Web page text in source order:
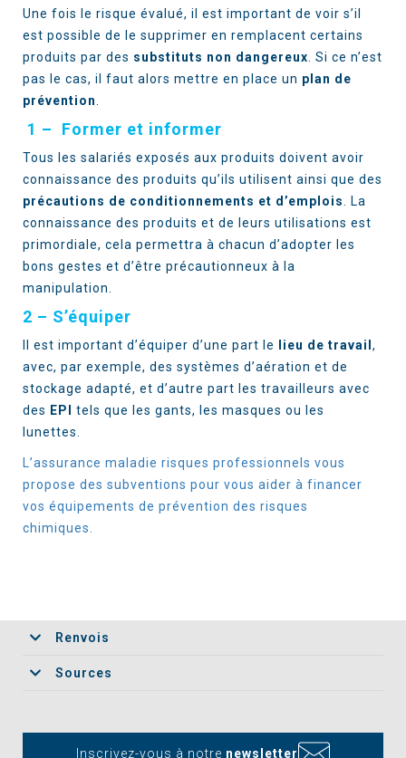
Une fois le risque évalué, il est important de voir s’il
est possible de le supprimer en remplacent certains
produits par des substituts non dangereux . Si ce n’est
pas le cas, il faut alors mettre en place un plan de
prévention
1 – Former et informer
Tous les salariés exposés aux produits doivent avoir
connaissance des produits qu’ils utilisent ainsi que des
précautions de conditionnements et d’emplois
. La
connaissance des produits et de leurs utilisations est
primordiale, cela permettra à chacun d’adopter les
bons gestes et d’être précautionneux à la
manipulation.
2 – S’équiper
Il est important d’équiper d’une part le lieu de travail ,
avec, par exemple, des systèmes d’aération et de
stockage adapté, et d’autre part les travailleurs avec
des EPI
tels que les gants, les masques ou les
lunettes.
L’assurance maladie risques professionnels vous
propose des subventions pour vous aider à financer
vos équipements de prévention des risques
chimiques.
Renvois
Sources
Inscrivez-vous à notre newsletter